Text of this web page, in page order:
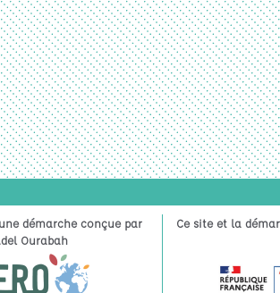
démarche conçue par
Ourabah
Ce site et la